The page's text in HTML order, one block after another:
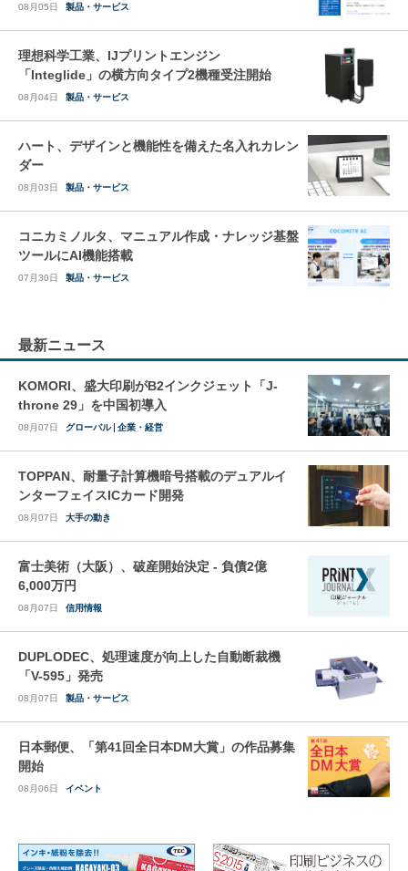
08月05日 製品・サービス
理想科学工業、IJプリントエンジン
「Integlide」の横方向タイプ2機種受注開始
08月04日 製品・サービス
ハート、デザインと機能性を備えた名入れカレン
ダー
08月03日 製品・サービス
コニカミノルタ、マニュアル作成・ナレッジ基盤
ツールにAI機能搭載
07月30日 製品・サービス
最新ニュース
KOMORI、盛大印刷がB2インクジェット「J-
throne 29」を中国初導入
08月07日 グローバル 企業・経営
TOPPAN、耐量子計算機暗号搭載のデュアルイ
ンターフェイスICカード開発
08月07日 大手の動き
富士美術（大阪）、破産開始決定 - 負債2億
6,000万円
08月07日 信用情報
DUPLODEC、処理速度が向上した自動断裁機
「V-595」発売
08月07日 製品・サービス
日本郵便、「第41回全日本DM大賞」の作品募集
開始
08月06日 イベント